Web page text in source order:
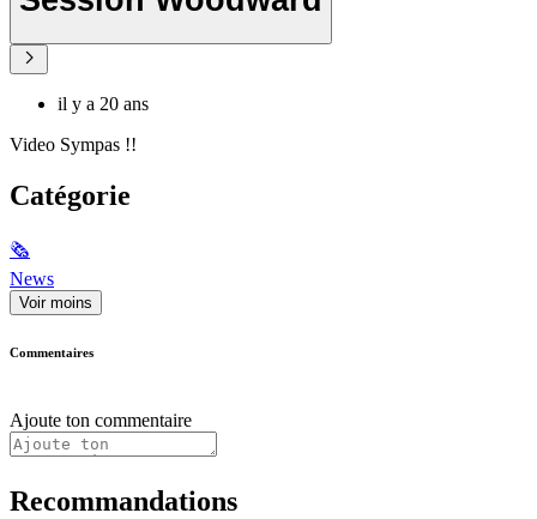
il y a 20 ans
Video Sympas !!
Catégorie
🗞
News
Voir moins
Commentaires
Ajoute ton commentaire
Recommandations